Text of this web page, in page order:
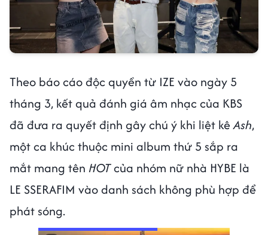
Theo báo cáo độc quyền từ IZE vào ngày 5
tháng 3, kết quả đánh giá âm nhạc của KBS
đã đưa ra quyết định gây chú ý khi liệt kêAsh,
một ca khúc thuộc mini album thứ 5 sắp ra
mắt mang tên HOTcủa nhóm nữ nhà HYBE là
LE SSERAFIM vào danh sách không phù hợp để
phát sóng.